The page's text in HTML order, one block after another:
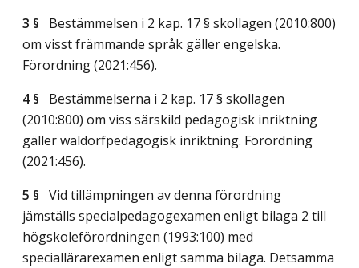
3 § Bestämmelsen i 2 kap. 17 § skollagen (2010:800)
om visst främmande språk gäller engelska.
Förordning (2021:456).
4 § Bestämmelserna i 2 kap. 17 § skollagen
(2010:800) om viss särskild pedagogisk inriktning
gäller waldorfpedagogisk inriktning. Förordning
(2021:456).
5 § Vid tillämpningen av denna förordning
jämställs specialpedagogexamen enligt bilaga 2 till
högskoleförordningen (1993:100) med
speciallärarexamen enligt samma bilaga. Detsamma